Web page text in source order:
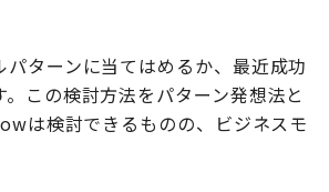
ターンに当てはめるか、最近成功
この検討方法をパターン発想法と
は検討できるものの、ビジネスモ